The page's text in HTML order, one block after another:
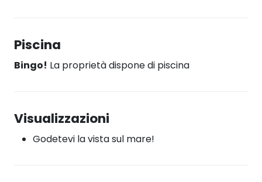
Piscina
Bingo! La proprietà dispone di piscina
Visualizzazioni
Godetevi la vista sul mare!